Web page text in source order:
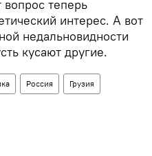
теперь
интерес. А вот
недальновидности
кусают другие.
Россия Грузия